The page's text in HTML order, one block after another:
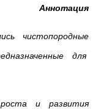
Аннотация
чистопородные
для
и развития